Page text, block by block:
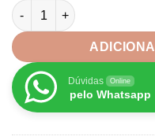
50 Adesivo de
Dúvidas Online
pelo Whatsapp